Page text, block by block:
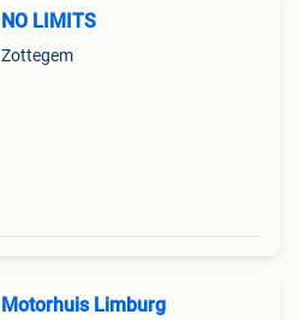
NO LIMITS
Zottegem
Motorhuis Limburg